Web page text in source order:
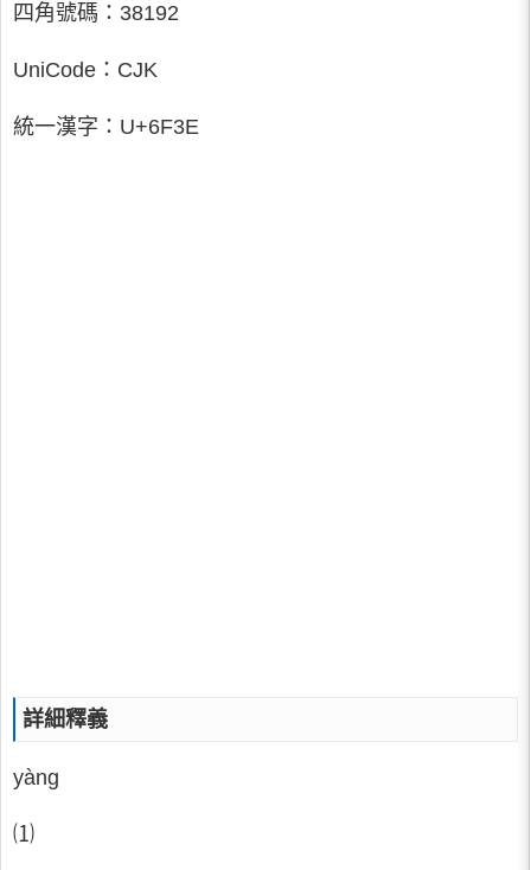
四角號碼：38192
UniCode：CJK
統一漢字：U+6F3E
詳細釋義
yàng
⑴